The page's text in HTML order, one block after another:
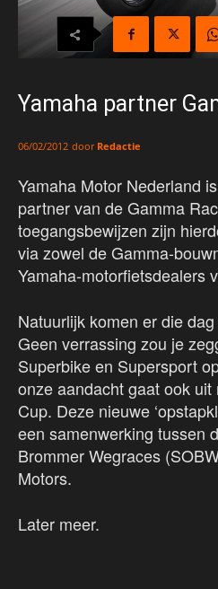
Yamaha partner
06/02/2012 door Redactie
Yamaha Motor Nederland
partner van de Gamma
toegangsbewijzen zijn
via zowel de Gamma-
Yamaha-motorfietsdealers
Natuurlijk komen er die
Geen verrassing zou je
Superbike en Supersport
onze aandacht gaat ook
Cup. Deze nieuwe
een samenwerking tussen
Brommer Wegraces
Motors.
Later meer.